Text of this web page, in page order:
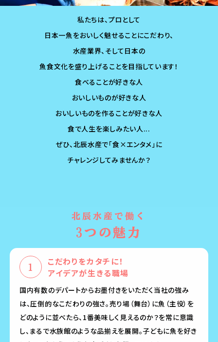
私たちは、プロとして
日本一魚をおいしく魅せることにこだわり、
水産業界、そして日本の
魚食文化を盛り上げることを目指しています！
食べることが好きな人
おいしいものが好きな人
おいしいものを作ることが好きな人
食で人生を楽しみたい人...
ぜひ、北辰水産で「食×エンタメ」に
チャレンジしてみませんか？
北辰水産で働く
3つの魅力
こだわりをカタチに！
アイデアが生きる職場
国内有数のデパートからお墨付きをいただく当社の強み
は、圧倒的なこだわりの強さ。売り場（舞台）に魚（主役）を
どのように並べたら、1番美味しく見えるのか？を常に意識
し、まるで水族館のような品揃えを展開。子どもに魚を好き